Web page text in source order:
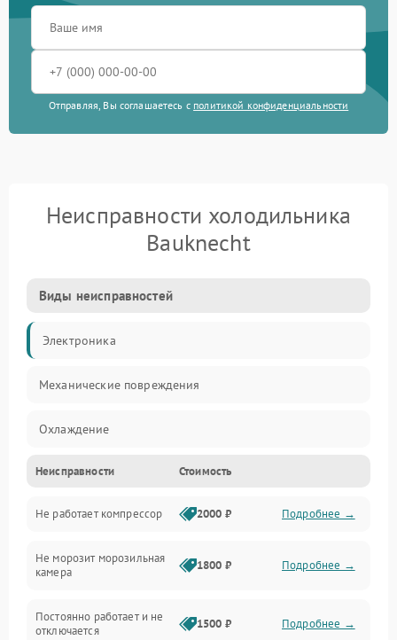
Отправляя, Вы соглашаетесь с политикой конфиденциальности
Неисправности холодильника
Bauknecht
Виды неисправностей
Электроника
Механические повреждения
Охлаждение
Механика
Электропитание
Дренаж
Неисправности Стоимость
Не работает компрессор 2000 ₽ Подробнее →
Не морозит морозильная
камера
1800 ₽ Подробнее →
Постоянно работает и не
отключается
1500 ₽ Подробнее →